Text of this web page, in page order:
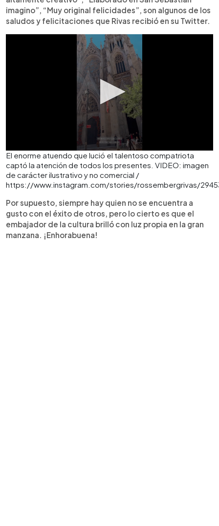
imagino”, “Muy original felicidades”, son algunos de los
saludos y felicitaciones que Rivas recibió en su Twitter.
El enorme atuendo que lució el talentoso compatriota
captó la atención de todos los presentes. VIDEO: imagen
de carácter ilustrativo y no comercial /
https://www.instagram.com/stories/rossembergrivas/
Por supuesto, siempre hay quien no se encuentra a
gusto con el éxito de otros, pero lo cierto es que el
embajador de la cultura brilló con luz propia en la gran
manzana. ¡Enhorabuena!